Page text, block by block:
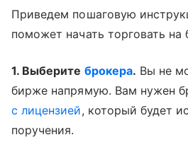
Приведем пошаговую
поможет начать торговать на
1. Выберите брокера. Вы не
бирже напрямую. Вам нужен
с лицензией, который будет
поручения.